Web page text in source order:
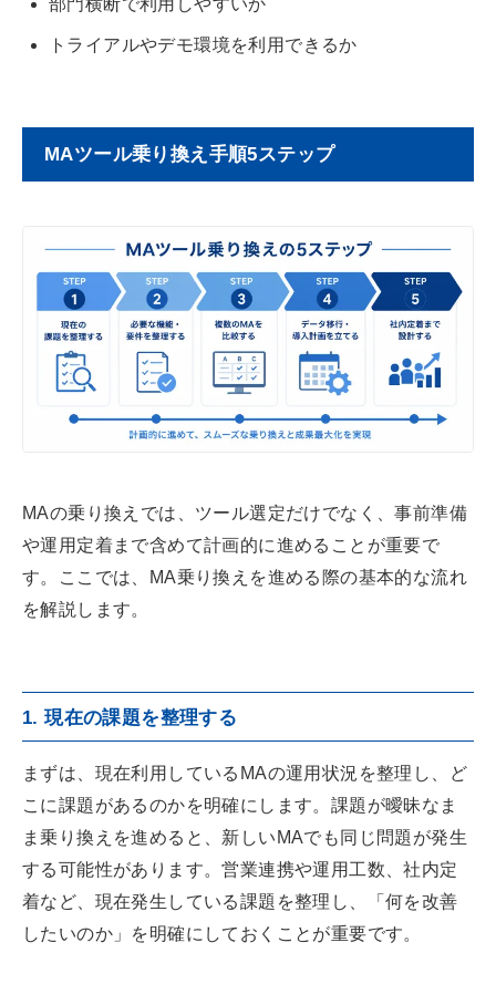
トライアルやデモ環境を利用できるか
MAツール乗り換え手順5ステップ
MAの乗り換えでは、ツール選定だけでなく、事前準備
や運用定着まで含めて計画的に進めることが重要で
す。ここでは、MA乗り換えを進める際の基本的な流れ
を解説します。
1. 現在の課題を整理する
まずは、現在利用しているMAの運用状況を整理し、ど
こに課題があるのかを明確にします。課題が曖昧なま
ま乗り換えを進めると、新しいMAでも同じ問題が発生
する可能性があります。営業連携や運用工数、社内定
着など、現在発生している課題を整理し、「何を改善
したいのか」を明確にしておくことが重要です。